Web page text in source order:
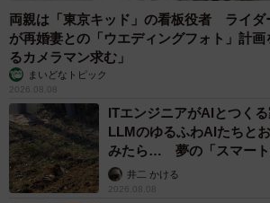
両親は「東京キッド」の看板役者 ライダ
が再婚妻との「ウエディングフォト」計
るカメラマン求む」
まいどなトピック
2026.08.08
ITエンジニアがAIとつく
LLMのゆるふわAIたちと
みたら… 夢の「スマート
るか井二 かける
2026.08.08